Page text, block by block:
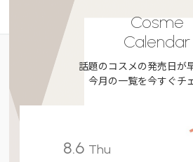
Cosme
Calendar
話題のコスメの発売日が
今月の一覧を今すぐチ
8.6 Thu